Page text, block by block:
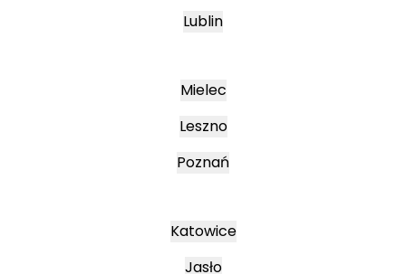
Lublin
Mielec
Leszno
Poznań
Katowice
Jasło